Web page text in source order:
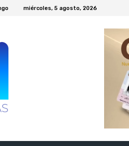
miércoles, 5 agosto, 2026